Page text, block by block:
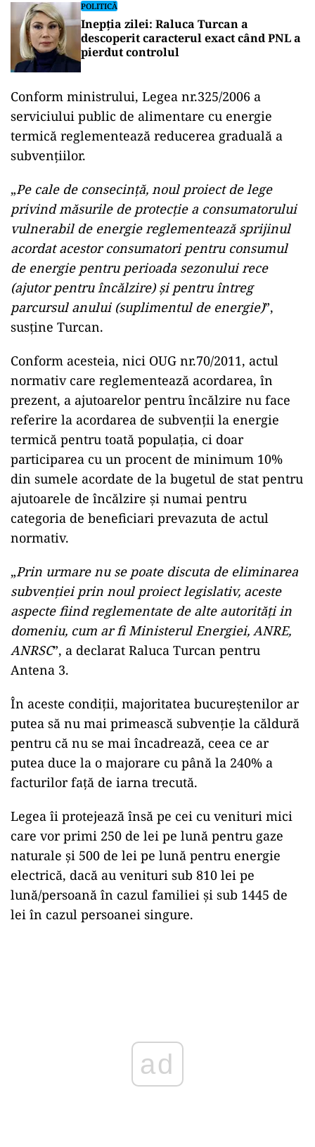
POLITICĂ
Inepția zilei: Raluca Turcan a
descoperit caracterul exact când PNL a
pierdut controlul
Conform ministrului, Legea nr.325/2006 a
serviciului public de alimentare cu energie
termică reglementează reducerea graduală a
subvențiilor.
„Pe cale de consecință, noul proiect de lege
privind măsurile de protecție a consumatorului
vulnerabil de energie reglementează sprijinul
acordat acestor consumatori pentru consumul
de energie pentru perioada sezonului rece
(ajutor pentru încălzire) și pentru întreg
parcursul anului (suplimentul de energie)”,
susține Turcan.
Conform acesteia, nici OUG nr.70/2011, actul
normativ care reglementează acordarea, în
prezent, a ajutoarelor pentru încălzire nu face
referire la acordarea de subvenții la energie
termică pentru toată populația, ci doar
participarea cu un procent de minimum 10%
din sumele acordate de la bugetul de stat pentru
ajutoarele de încălzire și numai pentru
categoria de beneficiari prevazuta de actul
normativ.
„Prin urmare nu se poate discuta de eliminarea
subvenției prin noul proiect legislativ, aceste
aspecte fiind reglementate de alte autorități in
domeniu, cum ar fi Ministerul Energiei, ANRE,
ANRSC”, a declarat Raluca Turcan pentru
Antena 3.
În aceste condiții, majoritatea bucureștenilor ar
putea să nu mai primească subvenție la căldură
pentru că nu se mai încadrează, ceea ce ar
putea duce la o majorare cu până la 240% a
facturilor față de iarna trecută.
Legea îi protejează însă pe cei cu venituri mici
care vor primi 250 de lei pe lună pentru gaze
naturale și 500 de lei pe lună pentru energie
electrică, dacă au venituri sub 810 lei pe
lună/persoană în cazul familiei și sub 1445 de
lei în cazul persoanei singure.
ad